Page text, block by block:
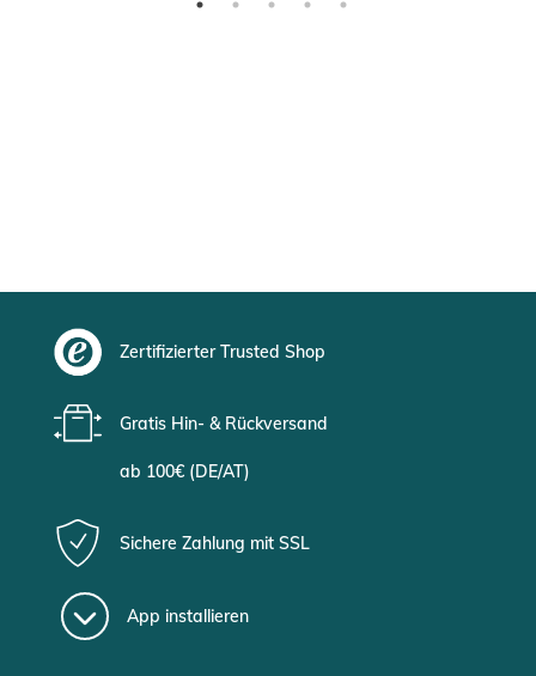
Zertifizierter Trusted Shop
Gratis Hin- & Rückversand
ab 100€ (DE/AT)
Sichere Zahlung mit SSL
App installieren